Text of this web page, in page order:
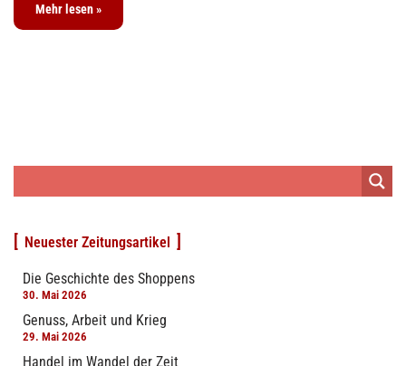
Mehr lesen »
Neuester Zeitungsartikel
Die Geschichte des Shoppens
30. Mai 2026
Genuss, Arbeit und Krieg
29. Mai 2026
Handel im Wandel der Zeit